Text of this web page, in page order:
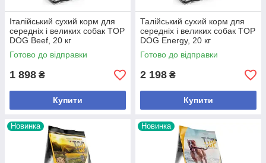
Італійський сухий корм для
середніх і великих собак TOP
DOG Beef, 20 кг
Готово до відправки
1 898 ₴
Купити
Талійський сухий корм для
середніх і великих собак TOP
DOG Energy, 20 кг
Готово до відправки
2 198 ₴
Купити
Новинка Новинка